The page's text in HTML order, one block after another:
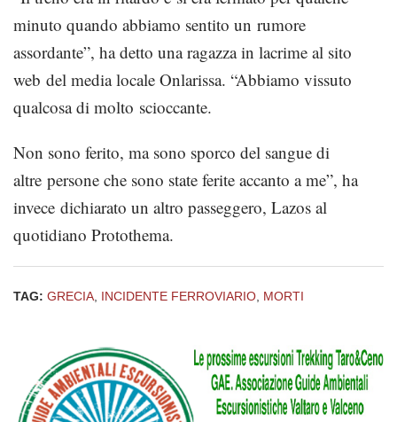
minuto quando abbiamo sentito un rumore
assordante”, ha detto una ragazza in lacrime al sito
web del media locale Onlarissa. “Abbiamo vissuto
qualcosa di molto scioccante.
Non sono ferito, ma sono sporco del sangue di
altre persone che sono state ferite accanto a me”, ha
invece dichiarato un altro passeggero, Lazos al
quotidiano Protothema.
TAG: GRECIA INCIDENTE FERROVIARIO MORTI